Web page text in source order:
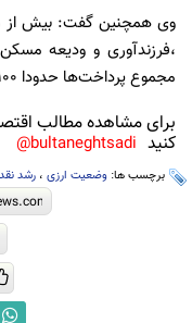
،فرزندآوری و ودیعه
مجموع پرداخت‌ها حدودا 100 همت بوده است.
برای مشاهده مطالب
کنید bultaneghtsadi@
برچسب ها: وضعیت ارزی ، رشد